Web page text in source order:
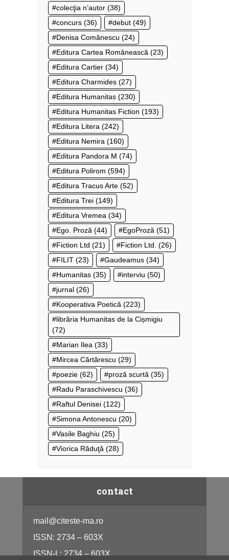
colecţia n’autor (38)
concurs (36) debut (49)
Denisa Comănescu (24)
Editura Cartea Românească (23)
Editura Cartier (34)
Editura Charmides (27)
Editura Humanitas (230)
Editura Humanitas Fiction (193)
Editura Litera (242)
Editura Nemira (160)
Editura Pandora M (74)
Editura Polirom (594)
Editura Tracus Arte (52)
Editura Trei (149)
Editura Vremea (34)
Ego. Proză (44) EgoProză (51)
Fiction Ltd (21) Fiction Ltd. (26)
FILIT (23) Gaudeamus (34)
Humanitas (35) interviu (50)
jurnal (26)
Kooperativa Poetică (223)
librăria Humanitas de la Cișmigiu
(72)
Marian Ilea (33)
Mircea Cărtărescu (29)
poezie (62) proză scurtă (35)
Radu Paraschivescu (36)
Raftul Denisei (122)
Simona Antonescu (20)
Vasile Baghiu (25)
Viorica Răduţă (28)
contact
mail@citeste-ma.ro
ISSN: 2734 – 603X
ISSN-L: 2734 – 603X